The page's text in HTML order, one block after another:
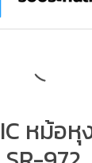
หม้อ